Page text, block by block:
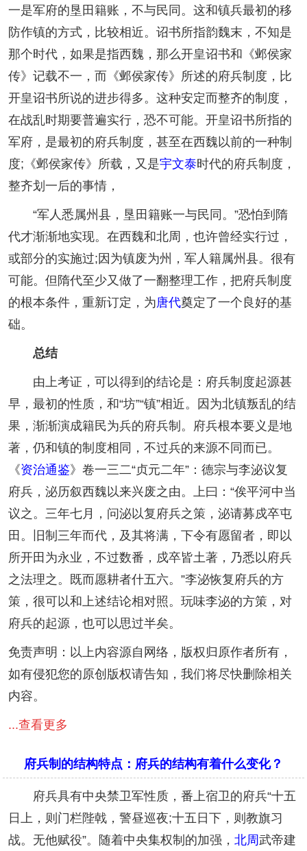
一是军府的垦田籍账，不与民同。这和镇兵最初的移
防作镇的方式，比较相近。诏书所指韵魏末，不知是
那个时代，如果是指西魏，那么开皇诏书和《邺侯家
传》记载不一，而《邺侯家传》所述的府兵制度，比
开皇诏书所说的进步得多。这种安定而整齐的制度，
在战乱时期要普遍实行，恐不可能。开皇诏书所指的
军府，是最初的府兵制度，甚至在西魏以前的一种制
度;《邺侯家传》所载，又是宇文泰时代的府兵制度，
整齐划一后的事情，
“军人悉属州县，垦田籍账一与民同。”恐怕到隋
代才渐渐地实现。在西魏和北周，也许曾经实行过，
或部分的实施过;因为镇废为州，军人籍属州县。很有
可能。但隋代至少又做了一翻整理工作，把府兵制度
的根本条件，重新订定，为唐代奠定了一个良好的基
础。
总结
由上考证，可以得到的结论是：府兵制度起源甚
早，最初的性质，和“坊”“镇”相近。因为北镇叛乱的结
果，渐渐演成籍民为兵的府兵制。府兵根本要义是地
著，仍和镇的制度相同，不过兵的来源不同而已。
《资治通鉴》卷一三二“贞元二年”：德宗与李泌议复
府兵，泌历叙西魏以来兴废之由。上曰：“俟平河中当
议之。三年七月，问泌以复府兵之策，泌请募戍卒屯
田。旧制三年而代，及其将满，下令有愿留者，即以
所开田为永业，不过数番，戍卒皆土著，乃悉以府兵
之法理之。既而愿耕者什五六。”李泌恢复府兵的方
策，很可以和上述结论相对照。玩味李泌的方策，对
府兵的起源，也可以思过半矣。
免责声明：以上内容源自网络，版权归原作者所有，
如有侵犯您的原创版权请告知，我们将尽快删除相关
内容。
...查看更多
府兵制的结构特点：府兵的结构有着什么变化？
府兵具有中央禁卫军性质，番上宿卫的府兵“十五
日上，则门栏陛戟，警昼巡夜;十五日下，则教旗习
战。无他赋役”。随着中央集权制的加强， 北周 武帝建